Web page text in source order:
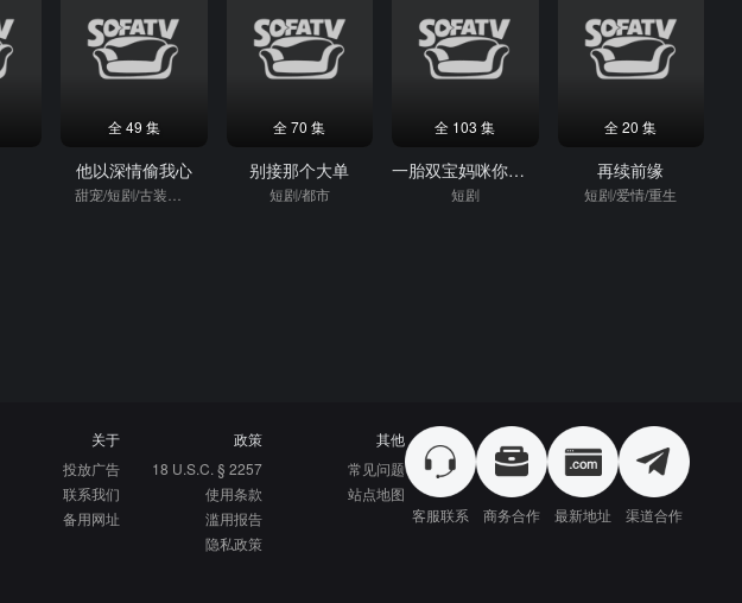
全 49 集
他以深情偷我心
全 70 集
别接那个大单
短剧/都市
全 103 集
一胎双宝妈咪你马甲又掉了
短剧
全 20 集
再续前缘
短剧/爱情/重生
关于
投放广告
联系我们
备用网址
政策
18 U.S.C. § 2257
使用条款
滥用报告
隐私政策
其他
常见问题
站点地图
客服联系
商务合作 最新地址 渠道合作